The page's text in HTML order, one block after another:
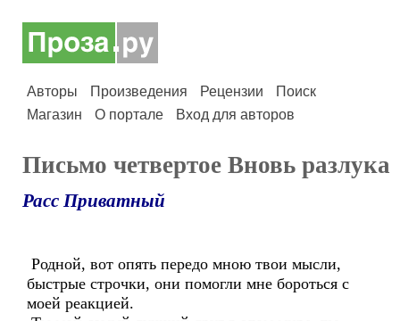
Авторы Произведения Рецензии
Поиск
Магазин
О портале Вход для авторов
Письмо четвертое Вновь разлука
Расс Приватный
Родной, вот опять передо мною твои мысли,
быстрые строчки, они помогли мне бороться с
моей реакцией.